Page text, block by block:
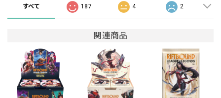
すべて 187 4 2
関連商品